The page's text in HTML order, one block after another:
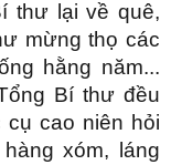
thư lại về quê,
mừng thọ các
hằng năm...
Bí thư đều
cao niên hỏi
xóm, láng